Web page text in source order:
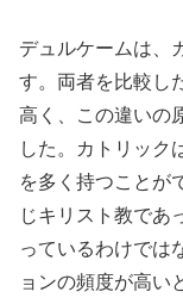
デュルケームは、
す。両者を比較し
高く、この違いの
した。カトリック
を多く持つことが
じキリスト教であ
っているわけでは
ョンの頻度が高い